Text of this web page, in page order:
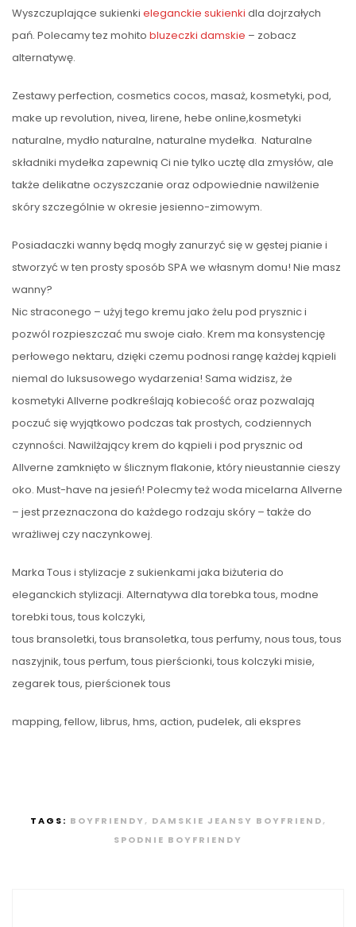
Wyszczuplające sukienki eleganckie sukienki dla dojrzałych
pań. Polecamy tez mohito bluzeczki damskie – zobacz
alternatywę.
Zestawy perfection, cosmetics cocos, masaż, kosmetyki, pod,
make up revolution, nivea, lirene, hebe online,kosmetyki
naturalne, mydło naturalne, naturalne mydełka. Naturalne
składniki mydełka zapewnią Ci nie tylko ucztę dla zmysłów, ale
także delikatne oczyszczanie oraz odpowiednie nawilżenie
skóry szczególnie w okresie jesienno-zimowym.
Posiadaczki wanny będą mogły zanurzyć się w gęstej pianie i
stworzyć w ten prosty sposób SPA we własnym domu! Nie masz
wanny?
Nic straconego – użyj tego kremu jako żelu pod prysznic i
pozwól rozpieszczać mu swoje ciało. Krem ma konsystencję
perłowego nektaru, dzięki czemu podnosi rangę każdej kąpieli
niemal do luksusowego wydarzenia! Sama widzisz, że
kosmetyki Allverne podkreślają kobiecość oraz pozwalają
poczuć się wyjątkowo podczas tak prostych, codziennych
czynności. Nawilżający krem do kąpieli i pod prysznic od
Allverne zamknięto w ślicznym flakonie, który nieustannie cieszy
oko. Must-have na jesień! Polecmy też woda micelarna Allverne
– jest przeznaczona do każdego rodzaju skóry – także do
wrażliwej czy naczynkowej.
Marka Tous i stylizacje z sukienkami jaka biżuteria do
eleganckich stylizacji. Alternatywa dla torebka tous, modne
torebki tous, tous kolczyki,
tous bransoletki, tous bransoletka, tous perfumy, nous tous, tous
naszyjnik, tous perfum, tous pierścionki, tous kolczyki misie,
zegarek tous, pierścionek tous
mapping, fellow, librus, hms, action, pudelek, ali ekspres
TAGS: BOYFRIENDY , DAMSKIE JEANSY BOYFRIEND,
SPODNIE BOYFRIENDY